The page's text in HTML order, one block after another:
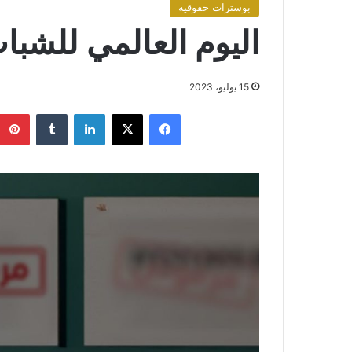
بوسترات حقوقية
اليوم العالمي
15 يوليو، 2023
فيسبوك X لينكدإن